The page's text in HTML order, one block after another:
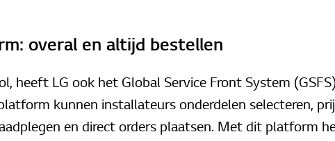
overal en altijd bestellen
heeft LG ook het Global Service Front System
kunnen installateurs onderdelen selecteren,
en direct orders plaatsen. Met dit platform